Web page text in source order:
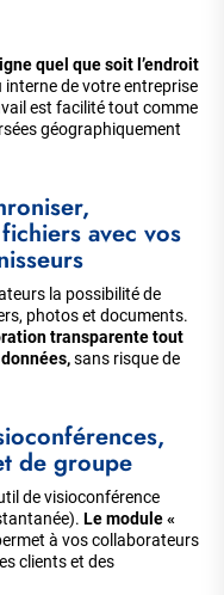
quel que soit l’endroit
interne de votre entreprise
est facilité tout comme
géographiquement
avec vos
la possibilité de
photos et documents.
transparente tout
sans risque de
de groupe
de visioconférence
Le module «
à vos collaborateurs
clients et des